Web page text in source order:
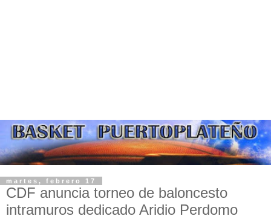
martes, febrero 17
CDF anuncia torneo de baloncesto
intramuros dedicado Aridio Perdomo